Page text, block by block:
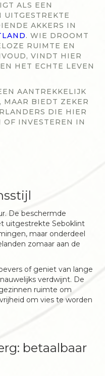
ALS EEN
UITGESTREKTE
AKKERS IN
. WIE DROOMT
RUIMTE EN
VINDT HIER
HET ECHTE LEVEN
AANTREKKELIJK
MAAR BIEDT ZEKER
DIE HIER
INVESTEREN IN
De beschermde
uitgestrekte Seboklint
maar onderdeel
zomaar aan de
of geniet van lange
verdwijnt. De
ruimte om
om vies te worden
betaalbaar